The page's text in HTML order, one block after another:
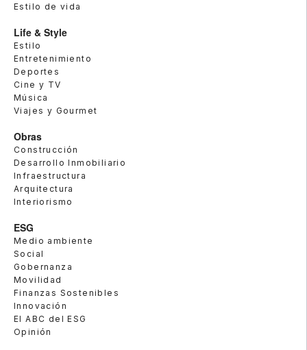
Estilo de vida
Life & Style
Estilo
Entretenimiento
Deportes
Cine y TV
Música
Viajes y Gourmet
Obras
Construcción
Desarrollo Inmobiliario
Infraestructura
Arquitectura
Interiorismo
ESG
Medio ambiente
Social
Gobernanza
Movilidad
Finanzas Sostenibles
Innovación
El ABC del ESG
Opinión